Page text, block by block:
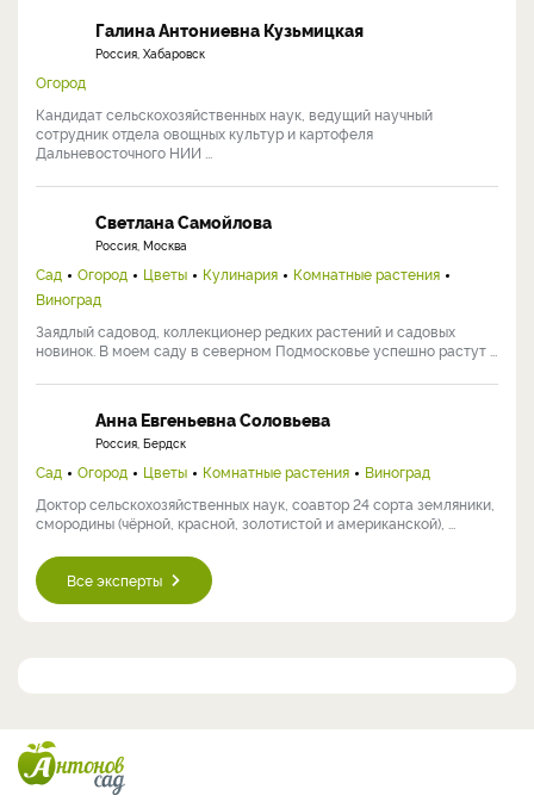
Галина Антониевна Кузьмицкая
Россия, Хабаровск
Огород
Кандидат сельскохозяйственных наук, ведущий научный
сотрудник отдела овощных культур и картофеля
Дальневосточного НИИ ...
Светлана Самойлова
Россия, Москва
Сад Огород Цветы Кулинария
Комнатные растения
Виноград
Заядлый садовод, коллекционер редких растений и садовых
новинок. В моем саду в северном Подмосковье успешно растут ...
Анна Евгеньевна Соловьева
Россия, Бердск
Сад Огород Цветы Комнатные растения
Виноград
Доктор сельскохозяйственных наук, соавтор 24 сорта земляники,
смородины (чёрной, красной, золотистой и американской), ...
Все эксперты